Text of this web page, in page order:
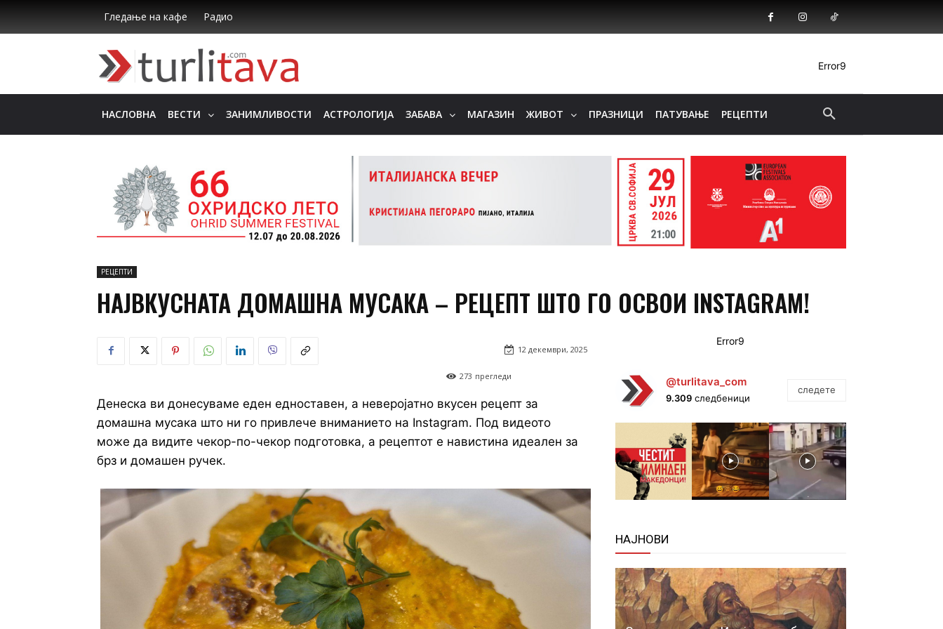
Гледање на кафе Радио
Error9
НАСЛОВНА ВЕСТИ ЗАНИМЛИВОСТИ АСТРОЛОГИЈА ЗАБАВА МАГАЗИН ЖИВОТ ПРАЗНИЦИ ПАТУВАЊЕ РЕЦЕПТИ
РЕЦЕПТИ
НАЈВКУСНАТА ДОМАШНА МУСАКА – РЕЦЕПТ ШТО ГО ОСВОИ INSTAGRAM!
12 декември, 2025
273 прегледи
Денеска ви донесуваме еден едноставен, а неверојатно вкусен рецепт за
домашна мусака што ни го привлече вниманието на Instagram. Под видеото
може да видите чекор-по-чекор подготовка, а рецептот е навистина идеален за
брз и домашен ручек.
Error9
@turlitava_com
9.309следбеници
следете
НАЈНОВИ